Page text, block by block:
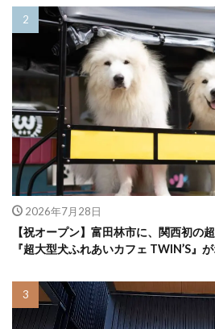
2026年7月28日
【祝オープン】富田林市に、関西初の
『超大型犬ふれあいカフェ TWIN’S』